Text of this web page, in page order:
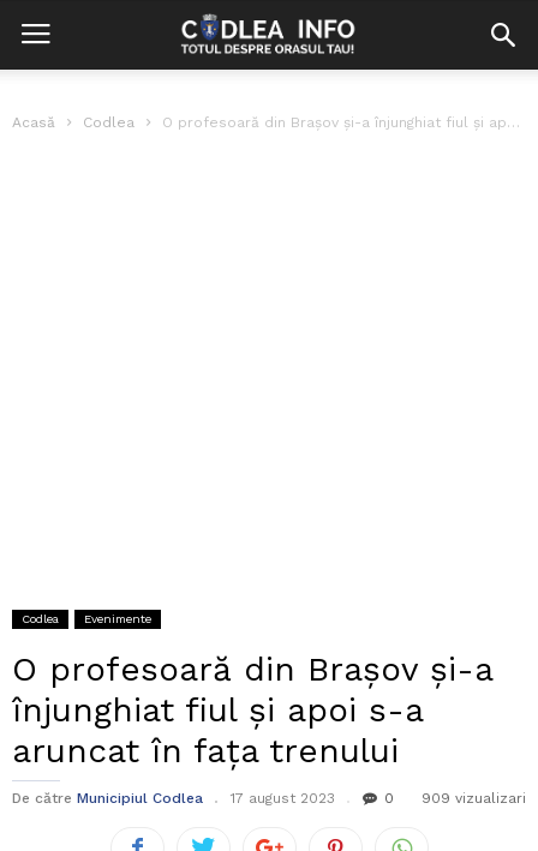
Acasă Codlea O profesoară din Brașov și-a înjunghiat fiul și apoi s-a aruncat în...
Codlea Evenimente
O profesoară din Brașov și-a
înjunghiat fiul și apoi s-a
aruncat în fața trenului
De către Municipiul Codlea 17 august 2023 0 909 vizualizari